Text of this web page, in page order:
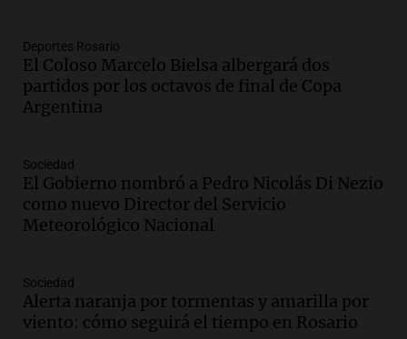
Audio.Perito Moreno recibe la Copa
Mundial de Natación de Invierno con
récords y atletas de 20 países
Amamos Argentina
Audio.
accidente fatal en San Luis dejó tres
jóvenes muertos y un herido grave
Panorama Federal
marcha atrás en la Ley de Tierras:
“Frenamos un saqueo de recursos”
Amamos Argentina
Deportes Rosario
El Coloso Marcelo Bielsa albergará dos
partidos por los octavos de final de Copa
Argentina
Sociedad
El Gobierno nombró a Pedro Nicolás Di Nezio
como nuevo Director del Servicio
Meteorológico Nacional
Sociedad
Alerta naranja por tormentas y amarilla por
viento: cómo seguirá el tiempo en Rosario